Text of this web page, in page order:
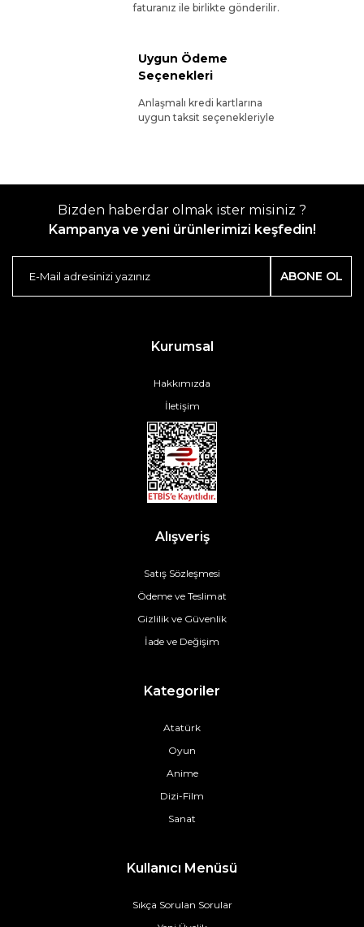
faturanız ile birlikte gönderilir.
Uygun Ödeme
Seçenekleri
Anlaşmalı kredi kartlarına
uygun taksit seçenekleriyle
Bizden haberdar olmak ister misiniz ?
Kampanya ve yeni ürünlerimizi keşfedin!
ABONE OL
Kurumsal
Hakkımızda
İletişim
Alışveriş
Satış Sözleşmesi
Ödeme ve Teslimat
Gizlilik ve Güvenlik
İade ve Değişim
Kategoriler
Atatürk
Oyun
Anime
Dizi-Film
Sanat
Kullanıcı Menüsü
Sıkça Sorulan Sorular